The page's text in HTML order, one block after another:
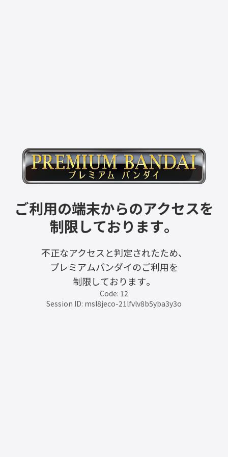
ご利用の端末からのアクセスを
制限しております。
不正なアクセスと判定されたため、
プレミアムバンダイのご利用を
制限しております。
Code: 12
Session ID: msl8jeco-21lfvlv8b5yba3y3o